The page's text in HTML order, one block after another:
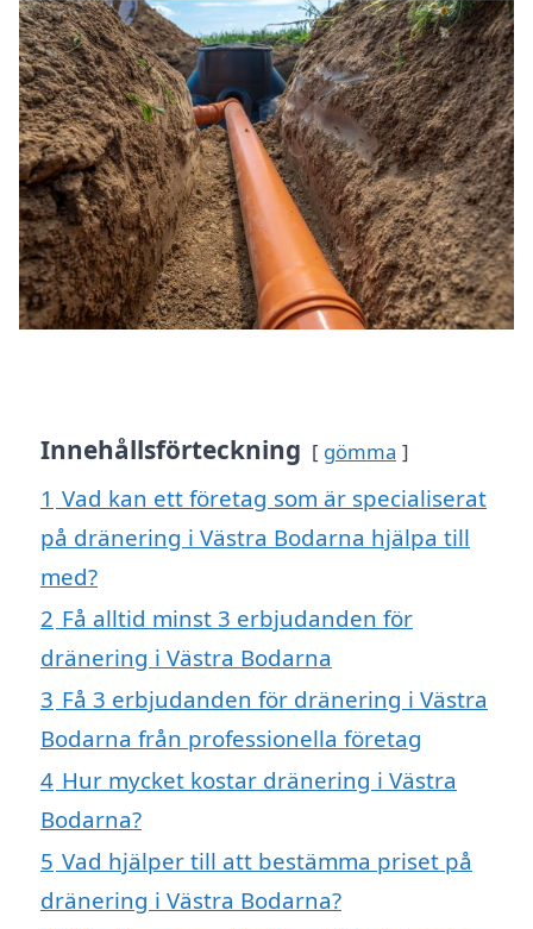
Innehållsförteckning gömma
1 Vad kan ett företag som är specialiserat
på dränering i Västra Bodarna hjälpa till
med?
2 Få alltid minst 3 erbjudanden för
dränering i Västra Bodarna
3 Få 3 erbjudanden för dränering i Västra
Bodarna från professionella företag
4 Hur mycket kostar dränering i Västra
Bodarna?
5 Vad hjälper till att bestämma priset på
dränering i Västra Bodarna?